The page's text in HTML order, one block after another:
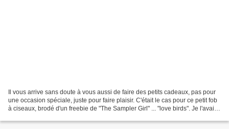
Il vous arrive sans doute à vous aussi de faire des petits cadeaux, pas pour
une occasion spéciale, juste pour faire plaisir. C'était le cas pour ce petit fob
à ciseaux, brodé d'un freebie de "The Sampler Girl" ... "love birds". Je l'avais